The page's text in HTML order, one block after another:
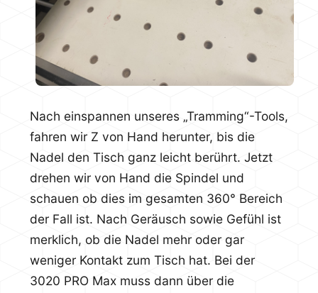
Nach einspannen unseres „Tramming“-Tools,
fahren wir Z von Hand herunter, bis die
Nadel den Tisch ganz leicht berührt. Jetzt
drehen wir von Hand die Spindel und
schauen ob dies im gesamten 360° Bereich
der Fall ist. Nach Geräusch sowie Gefühl ist
merklich, ob die Nadel mehr oder gar
weniger Kontakt zum Tisch hat. Bei der
3020 PRO Max muss dann über die